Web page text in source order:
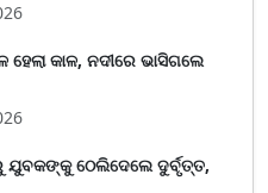
ହେଲା କାଳ, ନଦୀରେ ଭାସିଗଲେ
ଯୁବକଙ୍କୁ ଠେଲିଦେଲେ ଦୁର୍ବୃତ୍ତ,